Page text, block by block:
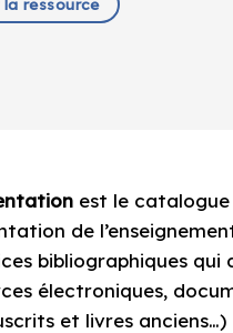
la ressource
est le
de
bibliographiques qui
électroniques,
et livres anciens…)